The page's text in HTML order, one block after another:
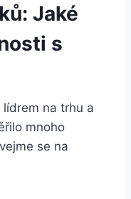
Jaké
s
na ⁣trhu ‍a
mnoho‌
se⁢ na